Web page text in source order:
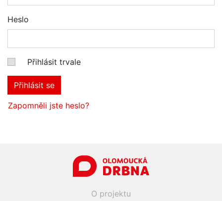
Heslo
Přihlásit trvale
Přihlásit se
Zapomněli jste heslo?
O projektu